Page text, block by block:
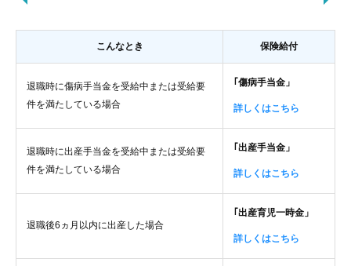
こんなとき 保険給付
退職時に傷病手当金を受給中または受給要
件を満たしている場合
｢傷病手当金」
詳しくはこちら
退職時に出産手当金を受給中または受給要
件を満たしている場合
｢出産手当金」
詳しくはこちら
退職後6ヵ月以内に出産した場合
｢出産育児一時金」
詳しくはこちら